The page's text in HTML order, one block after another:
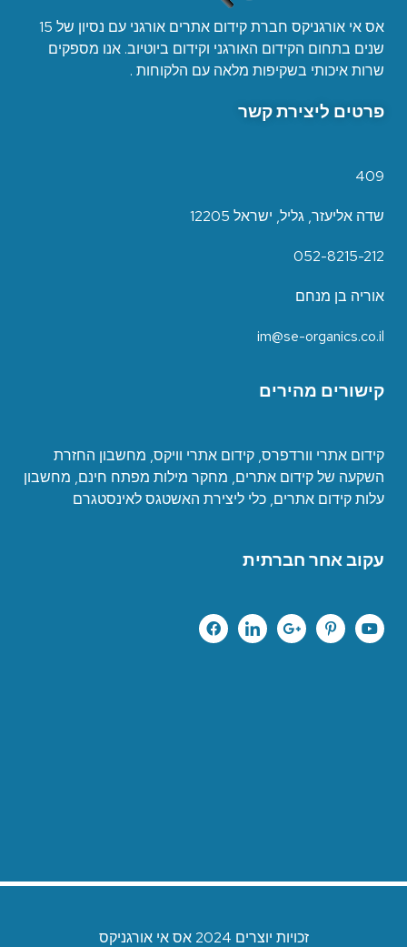
אס אי אורגניקס חברת קידום אתרים אורגני עם נסיון של 15
שנים בתחום הקידום האורגני וקידום ביוטיוב. אנו מספקים
שרות איכותי בשקיפות מלאה עם הלקוחות .
פרטים ליצירת קשר
409
שדה אליעזר, גליל, ישראל 12205
052-8215-212
אוריה בן מנחם
im@se-organics.co.il
קישורים מהירים
קידום אתרי וורדפרס, קידום אתרי וויקס, מחשבון החזרת
השקעה של קידום אתרים, מחקר מילות מפתח חינם, מחשבון
עלות קידום אתרים, כלי ליצירת האשטגס לאינסטגרם
עקוב אחר חברתית
זכויות יוצרים 2024 אס אי אורגניקס